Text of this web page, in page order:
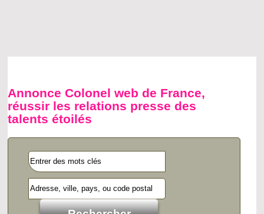
Annonce Colonel web de France,
réussir les relations presse des
talents étoilés